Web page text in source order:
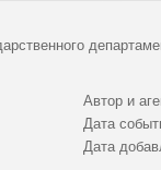
Автор и
Дата
Дата